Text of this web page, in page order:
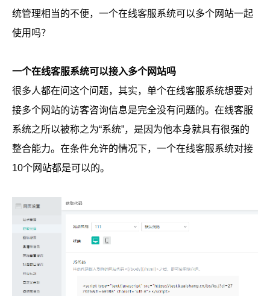
统管理相当的不便，一个在线客服系统可以多个网站一起
使用吗？
一个在线客服系统可以接入多个网站吗
很多人都在问这个问题，其实，单个在线客服系统想要对
接多个网站的访客咨询信息是完全没有问题的。在线客服
系统之所以被称之为“系统”，是因为他本身就具有很强的
整合能力。在条件允许的情况下，一个在线客服系统对接
10个网站都是可以的。